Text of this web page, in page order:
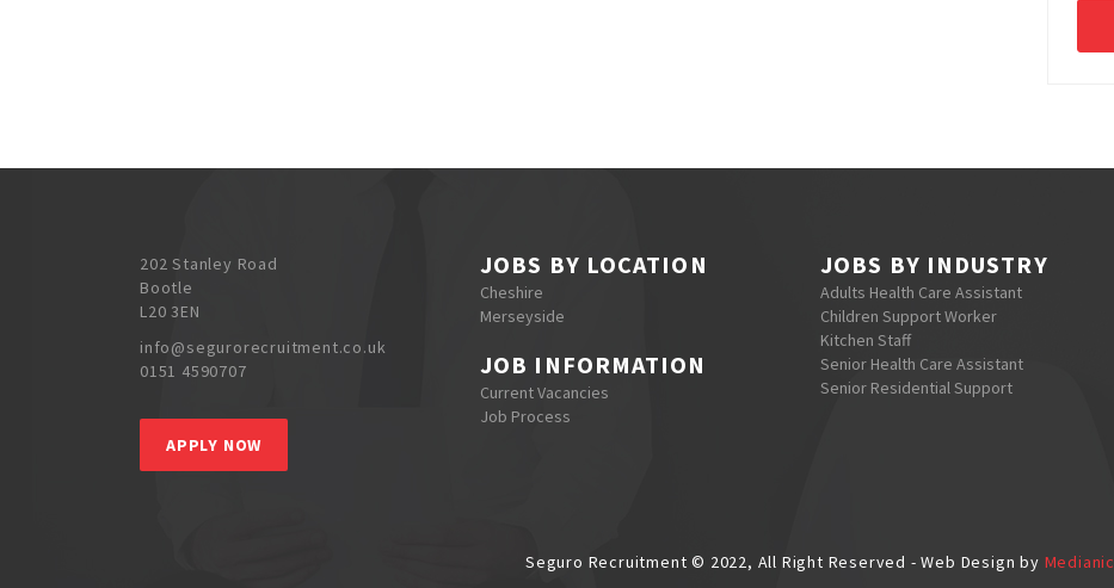
202 Stanley Road
Bootle
L20 3EN
info@segurorecruitment.co.uk
0151 4590707
APPLY NOW
JOBS BY LOCATION
Cheshire
Merseyside
JOB INFORMATION
Current Vacancies
Job Process
JOBS BY INDUSTRY
Adults Health Care Assistant
Children Support Worker
Kitchen Staff
Senior Health Care Assistant
Senior Residential Support
Seguro Recruitment © 2022, All Right Reserved - Web Design by Medianic